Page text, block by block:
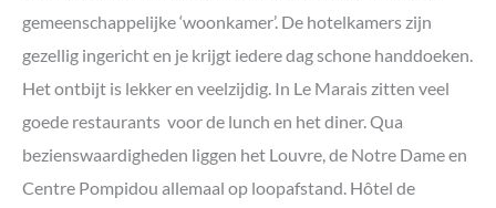
gemeenschappelijke ‘woonkamer’. De hotelkamers zijn
gezellig ingericht en je krijgt iedere dag schone handdoeken.
Het ontbijt is lekker en veelzijdig. In Le Marais zitten veel
goede restaurants voor de lunch en het diner. Qua
bezienswaardigheden liggen het Louvre, de Notre Dame en
Centre Pompidou allemaal op loopafstand. Hôtel de